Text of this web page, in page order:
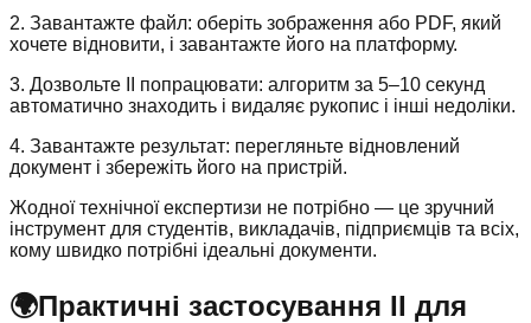
2. Завантажте файл: оберіть зображення або PDF, який
хочете відновити, і завантажте його на платформу.
3. Дозвольте ІІ попрацювати: алгоритм за 5–10 секунд
автоматично знаходить і видаляє рукопис і інші недоліки.
4. Завантажте результат: перегляньте відновлений
документ і збережіть його на пристрій.
Жодної технічної експертизи не потрібно — це зручний
інструмент для студентів, викладачів, підприємців та всіх,
кому швидко потрібні ідеальні документи.
🌍Практичні застосування ІІ для